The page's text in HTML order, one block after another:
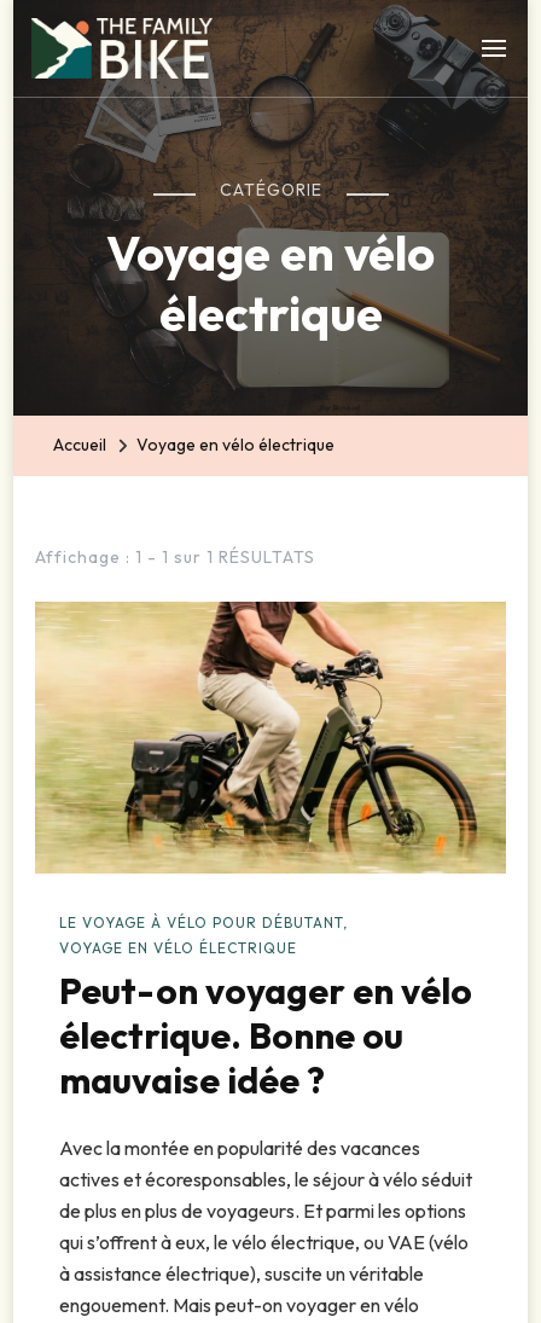
The Family Bike – Blog des voyageurs à vélo
Agence de séjour à vélo dans le sud ouest
CATÉGORIE
Voyage en vélo
électrique
Accueil Voyage en vélo électrique
Affichage : 1 - 1 sur 1 RÉSULTATS
LE VOYAGE À VÉLO POUR DÉBUTANT
VOYAGE EN VÉLO ÉLECTRIQUE
Peut-on voyager en vélo
électrique. Bonne ou
mauvaise idée ?
Avec la montée en popularité des vacances
actives et écoresponsables, le séjour à vélo séduit
de plus en plus de voyageurs. Et parmi les options
qui s’offrent à eux, le vélo électrique, ou VAE (vélo
à assistance électrique), suscite un véritable
engouement. Mais peut-on voyager en vélo